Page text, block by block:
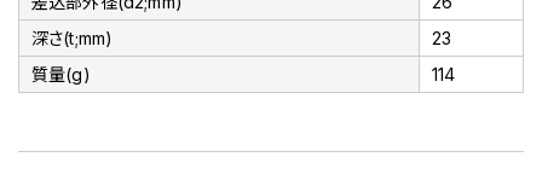
深さ(t;mm)
23
質量(g)
114